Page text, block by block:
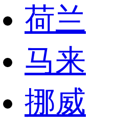
荷兰
马来
挪威